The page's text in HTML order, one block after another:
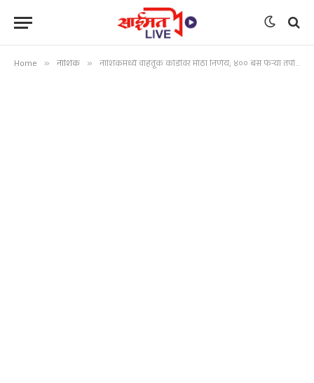
Home » नाशिक » नाशिकमध्ये वाहतूक कोंडीवर मोठा निर्णय; ४०० बस फेऱ्या तपोवन डेपोतून सुरू करण्याचा प्रस्ताव